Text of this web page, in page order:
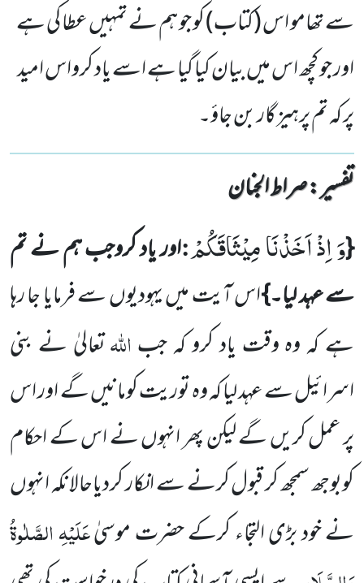
سے تھامو اس (کتاب) کو جو ہم نے تمہیں عطا کی ہے
اور جو کچھ اس میں بیان کیا گیا ہے اسے یاد کرواس امید
پر کہ تم پرہیز گار بن جاؤ۔
تفسیر : ‎صراط الجنان
{وَ اِذْ اَخَذْنَا مِیْثَاقَكُمْ:اور یاد کروجب ہم نے تم
سے عہد لیا۔}اس آیت میں یہودیوں سے فرمایا جا رہا
ہے کہ وہ وقت یاد کرو کہ جباللہتعالیٰ نے بنی
اسرائیل سے عہد لیا کہ وہ توریت کومانیں گے اور اس
پر عمل کریں گے لیکن پھر انہوں نے اس کے احکام
کوبوجھ سمجھ کر قبول کرنے سے انکار کردیاحالانکہ انہوں
نے خود بڑی التجاء کرکے حضرت موسیٰعَلَیْہِ الصَّلٰوۃُ